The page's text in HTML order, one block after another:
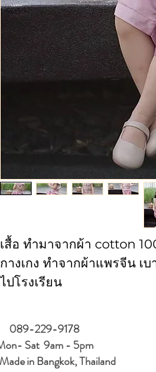
เสื้อ ทำมาจากผ้า cotton
กางเกง ทำจากผ้าแพรจีน เ
ไปโรงเรียน
089-229-9178
Sat 9am - 5pm
in Bangkok, Thailand